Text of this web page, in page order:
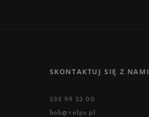
SKONTAKTUJ SIĘ Z NAMI
538 99 33 00
bok@velpa.pl